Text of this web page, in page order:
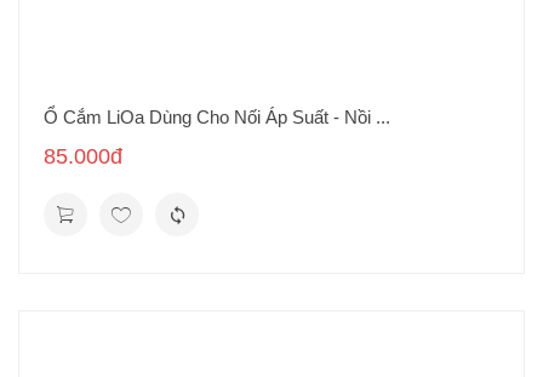
Ổ Cắm LiOa Dùng Cho Nối Áp Suất - Nồi ...
85.000đ